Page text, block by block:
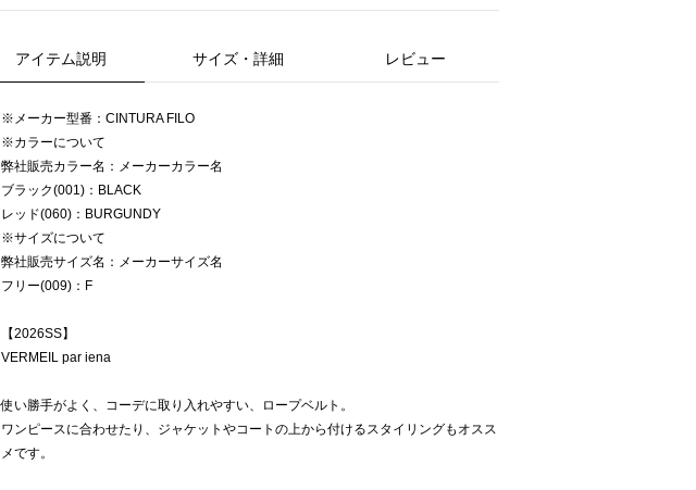
アイテム説明 サイズ・詳細 レビュー
※メーカー型番：CINTURA FILO
※カラーについて
弊社販売カラー名：メーカーカラー名
ブラック(001)：BLACK
レッド(060)：BURGUNDY
※サイズについて
弊社販売サイズ名：メーカーサイズ名
フリー(009)：F
【2026SS】
VERMEIL par iena
使い勝手がよく、コーデに取り入れやすい、ロープベルト。
ワンピースに合わせたり、ジャケットやコートの上から付けるスタイリングもオスス
メです。